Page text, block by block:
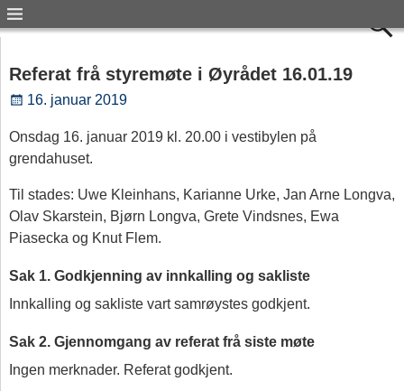
Referat frå styremøte i Øyrådet 16.01.19
16. januar 2019
Onsdag 16. januar 2019 kl. 20.00 i vestibylen på
grendahuset.
Til stades: Uwe Kleinhans, Karianne Urke, Jan Arne Longva,
Olav Skarstein, Bjørn Longva, Grete Vindsnes, Ewa
Piasecka og Knut Flem.
Sak 1. Godkjenning av innkalling og sakliste
Innkalling og sakliste vart samrøystes godkjent.
Sak 2. Gjennomgang av referat frå siste møte
Ingen merknader. Referat godkjent.